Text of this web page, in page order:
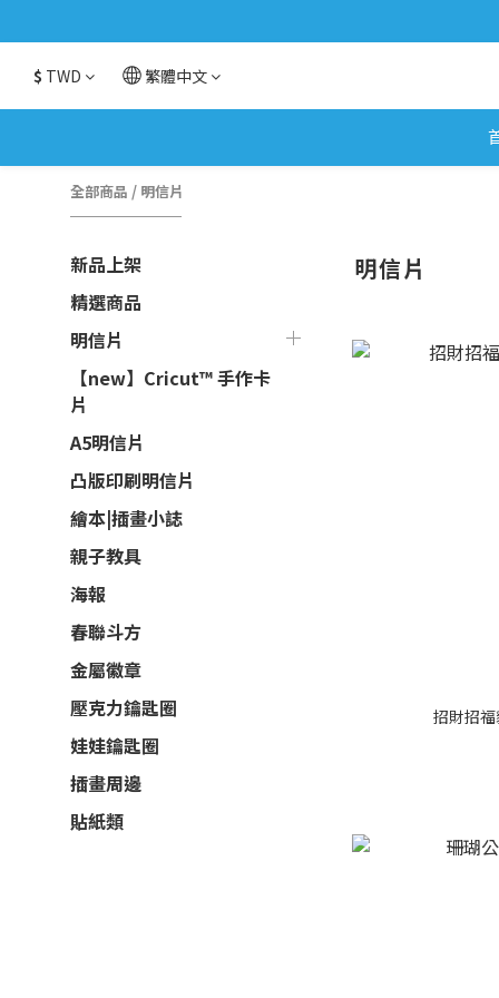
$ TWD 繁體中文
全部商品 / 明信片
新品上架
精選商品
明信片
【new】Cricut™ 手作卡
片
A5明信片
凸版印刷明信片
繪本|插畫小誌
親子教具
海報
春聯斗方
金屬徽章
壓克力鑰匙圈
娃娃鑰匙圈
插畫周邊
貼紙類
明信片
招財招